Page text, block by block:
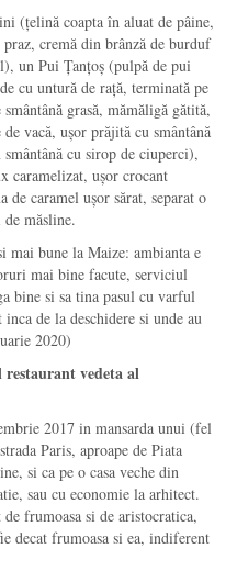
(țelină coapta în aluat de pâine,
cremă din brânză de burduf
un Pui Țanțoș (pulpă de pui
cu untură de rață, terminată pe
grasă, mămăligă gătită,
vacă, ușor prăjită cu smântână
smântână cu sirop de ciuperci),
caramelizat, ușor crocant
de caramel ușor sărat, separat o
de măsline.
mai bune la Maize: ambianta e
mai bine facute, serviciul
bine si sa tina pasul cu varful
de la deschidere si unde au
2020)
vedeta al
2017 in mansarda unui (fel
Paris, aproape de Piata
si ca pe o casa veche din
sau cu economie la arhitect.
frumoasa si de aristocratica,
decat frumoasa si ea, indiferent